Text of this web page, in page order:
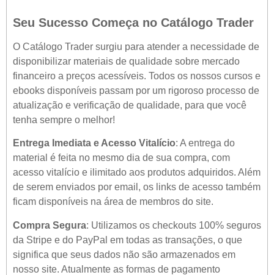
Seu Sucesso Começa no Catálogo Trader
O Catálogo Trader surgiu para atender a necessidade de
disponibilizar materiais de qualidade sobre mercado
financeiro a preços acessíveis. Todos os nossos cursos e
ebooks disponíveis passam por um rigoroso processo de
atualização e verificação de qualidade, para que você
tenha sempre o melhor!
Entrega Imediata e Acesso Vitalício: A entrega do
material é feita no mesmo dia de sua compra, com
acesso vitalício e ilimitado aos produtos adquiridos. Além
de serem enviados por email, os links de acesso também
ficam disponíveis na área de membros do site.
Compra Segura: Utilizamos os checkouts 100% seguros
da Stripe e do PayPal em todas as transações, o que
significa que seus dados não são armazenados em
nosso site. Atualmente as formas de pagamento